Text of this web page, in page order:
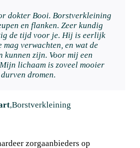
dokter Booi. Borstverkleining
en flanken. Zeer kundig
de tijd voor je. Hij is eerlijk
mag verwachten, en wat de
kunnen zijn. Voor mij een
lichaam is zoveel mooier
dromen.
,Borstverkleining
met het resultaat! Heb mijn
en tevens een
laten doen. Ik was
‘leeggelopen’ effect, maar
Dr Meesters verstaat haar